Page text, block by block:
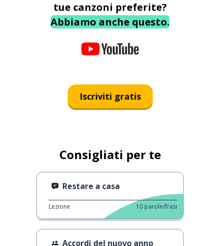
tue canzoni preferite?
Abbiamo anche questo.
Iscriviti gratis
Consigliati per te
Restare a casa
Lezione 10 parole/frasi
Accordi del nuovo anno